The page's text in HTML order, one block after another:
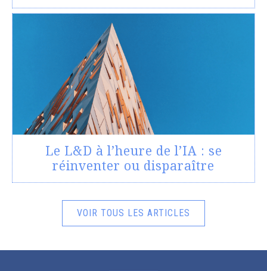
Le L&D à l’heure de l’IA : se
réinventer ou disparaître
VOIR TOUS LES ARTICLES